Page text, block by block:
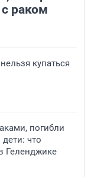
раком
купаться
погибли
что
Геленджике